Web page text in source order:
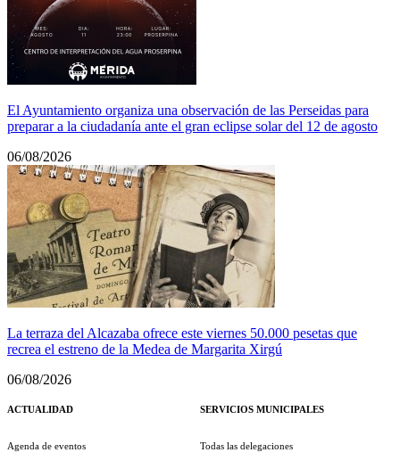
El Ayuntamiento organiza una observación de las Perseidas para
preparar a la ciudadanía ante el gran eclipse solar del 12 de agosto
06/08/2026
La terraza del Alcazaba ofrece este viernes 50.000 pesetas que
recrea el estreno de la Medea de Margarita Xirgú
06/08/2026
ACTUALIDAD
Agenda de eventos
SERVICIOS MUNICIPALES
Todas las delegaciones